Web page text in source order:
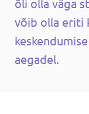
õli olla väga
võib olla eriti
aegadel.